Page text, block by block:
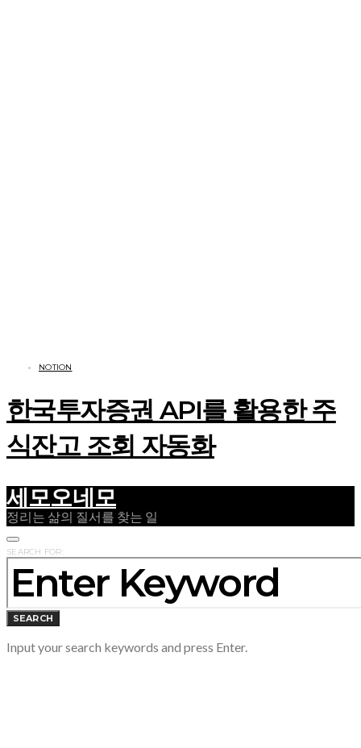
NOTION
한국투자증권 API를 활용한 주
식잔고 조회 자동화
세모오네모
정리는 삶의 질서를 찾는 일
SEARCH FOR:
SEARCH
Input your search keywords and press Enter.